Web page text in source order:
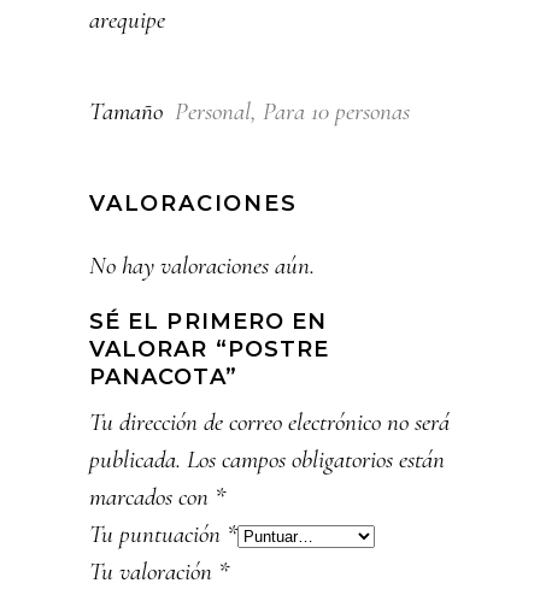
arequipe
Tamaño Personal, Para 10 personas
VALORACIONES
No hay valoraciones aún.
SÉ EL PRIMERO EN
VALORAR “POSTRE
PANACOTA”
Tu dirección de correo electrónico no será
publicada. Los campos obligatorios están
marcados con *
Tu puntuación *
Tu valoración *